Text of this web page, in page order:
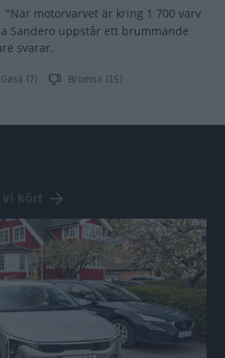
"När motorvarvet är kring 1 700 varv
Sandero uppstår ett brummande
svarar.
Gasa (7) Bromsa (15)